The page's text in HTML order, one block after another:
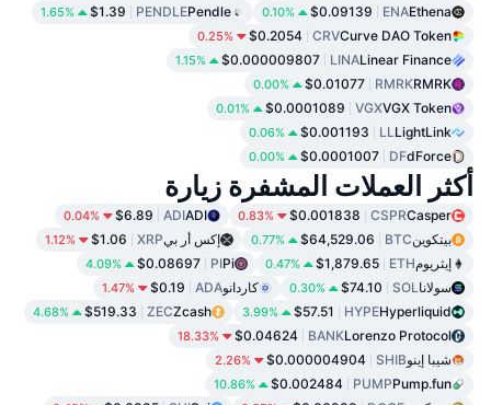
Ethena
ENA
$0.09139
0.10%
Pendle
PENDLE
$1.39
1.65%
Curve DAO Token
CRV
$0.2054
0.25%
Linear Finance
LINA
$0.000009807
1.15%
RMRK
RMRK
$0.01077
0.00%
VGX Token
VGX
$0.0001089
0.01%
LightLink
LL
$0.001193
0.06%
dForce
DF
$0.0001007
0.00%
أكثر العملات المشفرة زيارة
Casper
CSPR
$0.001838
0.83%
ADI
ADI
$6.89
0.04%
بيتكوينBTC
$64,529.06
0.77% إكس أر بيXRP
$1.06
1.12%
إيثريومETH
$1,879.65
0.47%
Pi
PI
$0.08697
4.09%
سولاناSOL
$74.10
0.30% كاردانوADA
$0.19
1.47%
Hyperliquid
HYPE
$57.51
3.99%
Zcash
ZEC
$519.33
4.68%
Lorenzo Protocol
BANK
$0.04624
18.33%
شيبا إينوSHIB
$0.000004904
2.26%
Pump.fun
PUMP
$0.002484
10.86%